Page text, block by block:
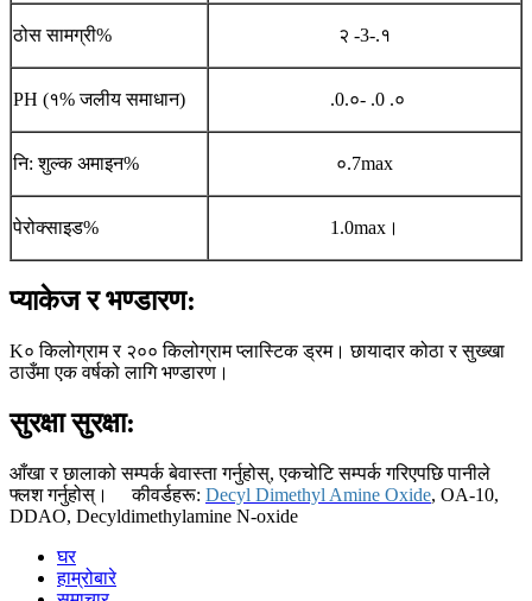
ठोस सामग्री% २ -3-.१
PH (१% जलीय समाधान) .0.०- .0 .०
नि: शुल्क अमाइन% ०.7max
पेरोक्साइड% 1.0max।
प्याकेज र भण्डारण:
K० किलोग्राम र २०० किलोग्राम प्लास्टिक ड्रम। छायादार कोठा र सुख्खा
ठाउँमा एक वर्षको लागि भण्डारण।
सुरक्षा सुरक्षा:
आँखा र छालाको सम्पर्क बेवास्ता गर्नुहोस्, एकचोटि सम्पर्क गरिएपछि पानीले
फ्लश गर्नुहोस्।
कीवर्डहरू: Decyl Dimethyl Amine Oxide, OA-10,
DDAO, Decyldimethylamine N-oxide
घर
हाम्रोबारे